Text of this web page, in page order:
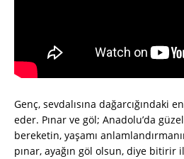
Genç, sevdalısına dağarcığındaki
eder. Pınar ve göl; Anadolu’da
bereketin, yaşamı
pınar, ayağın göl olsun, diye bitirir